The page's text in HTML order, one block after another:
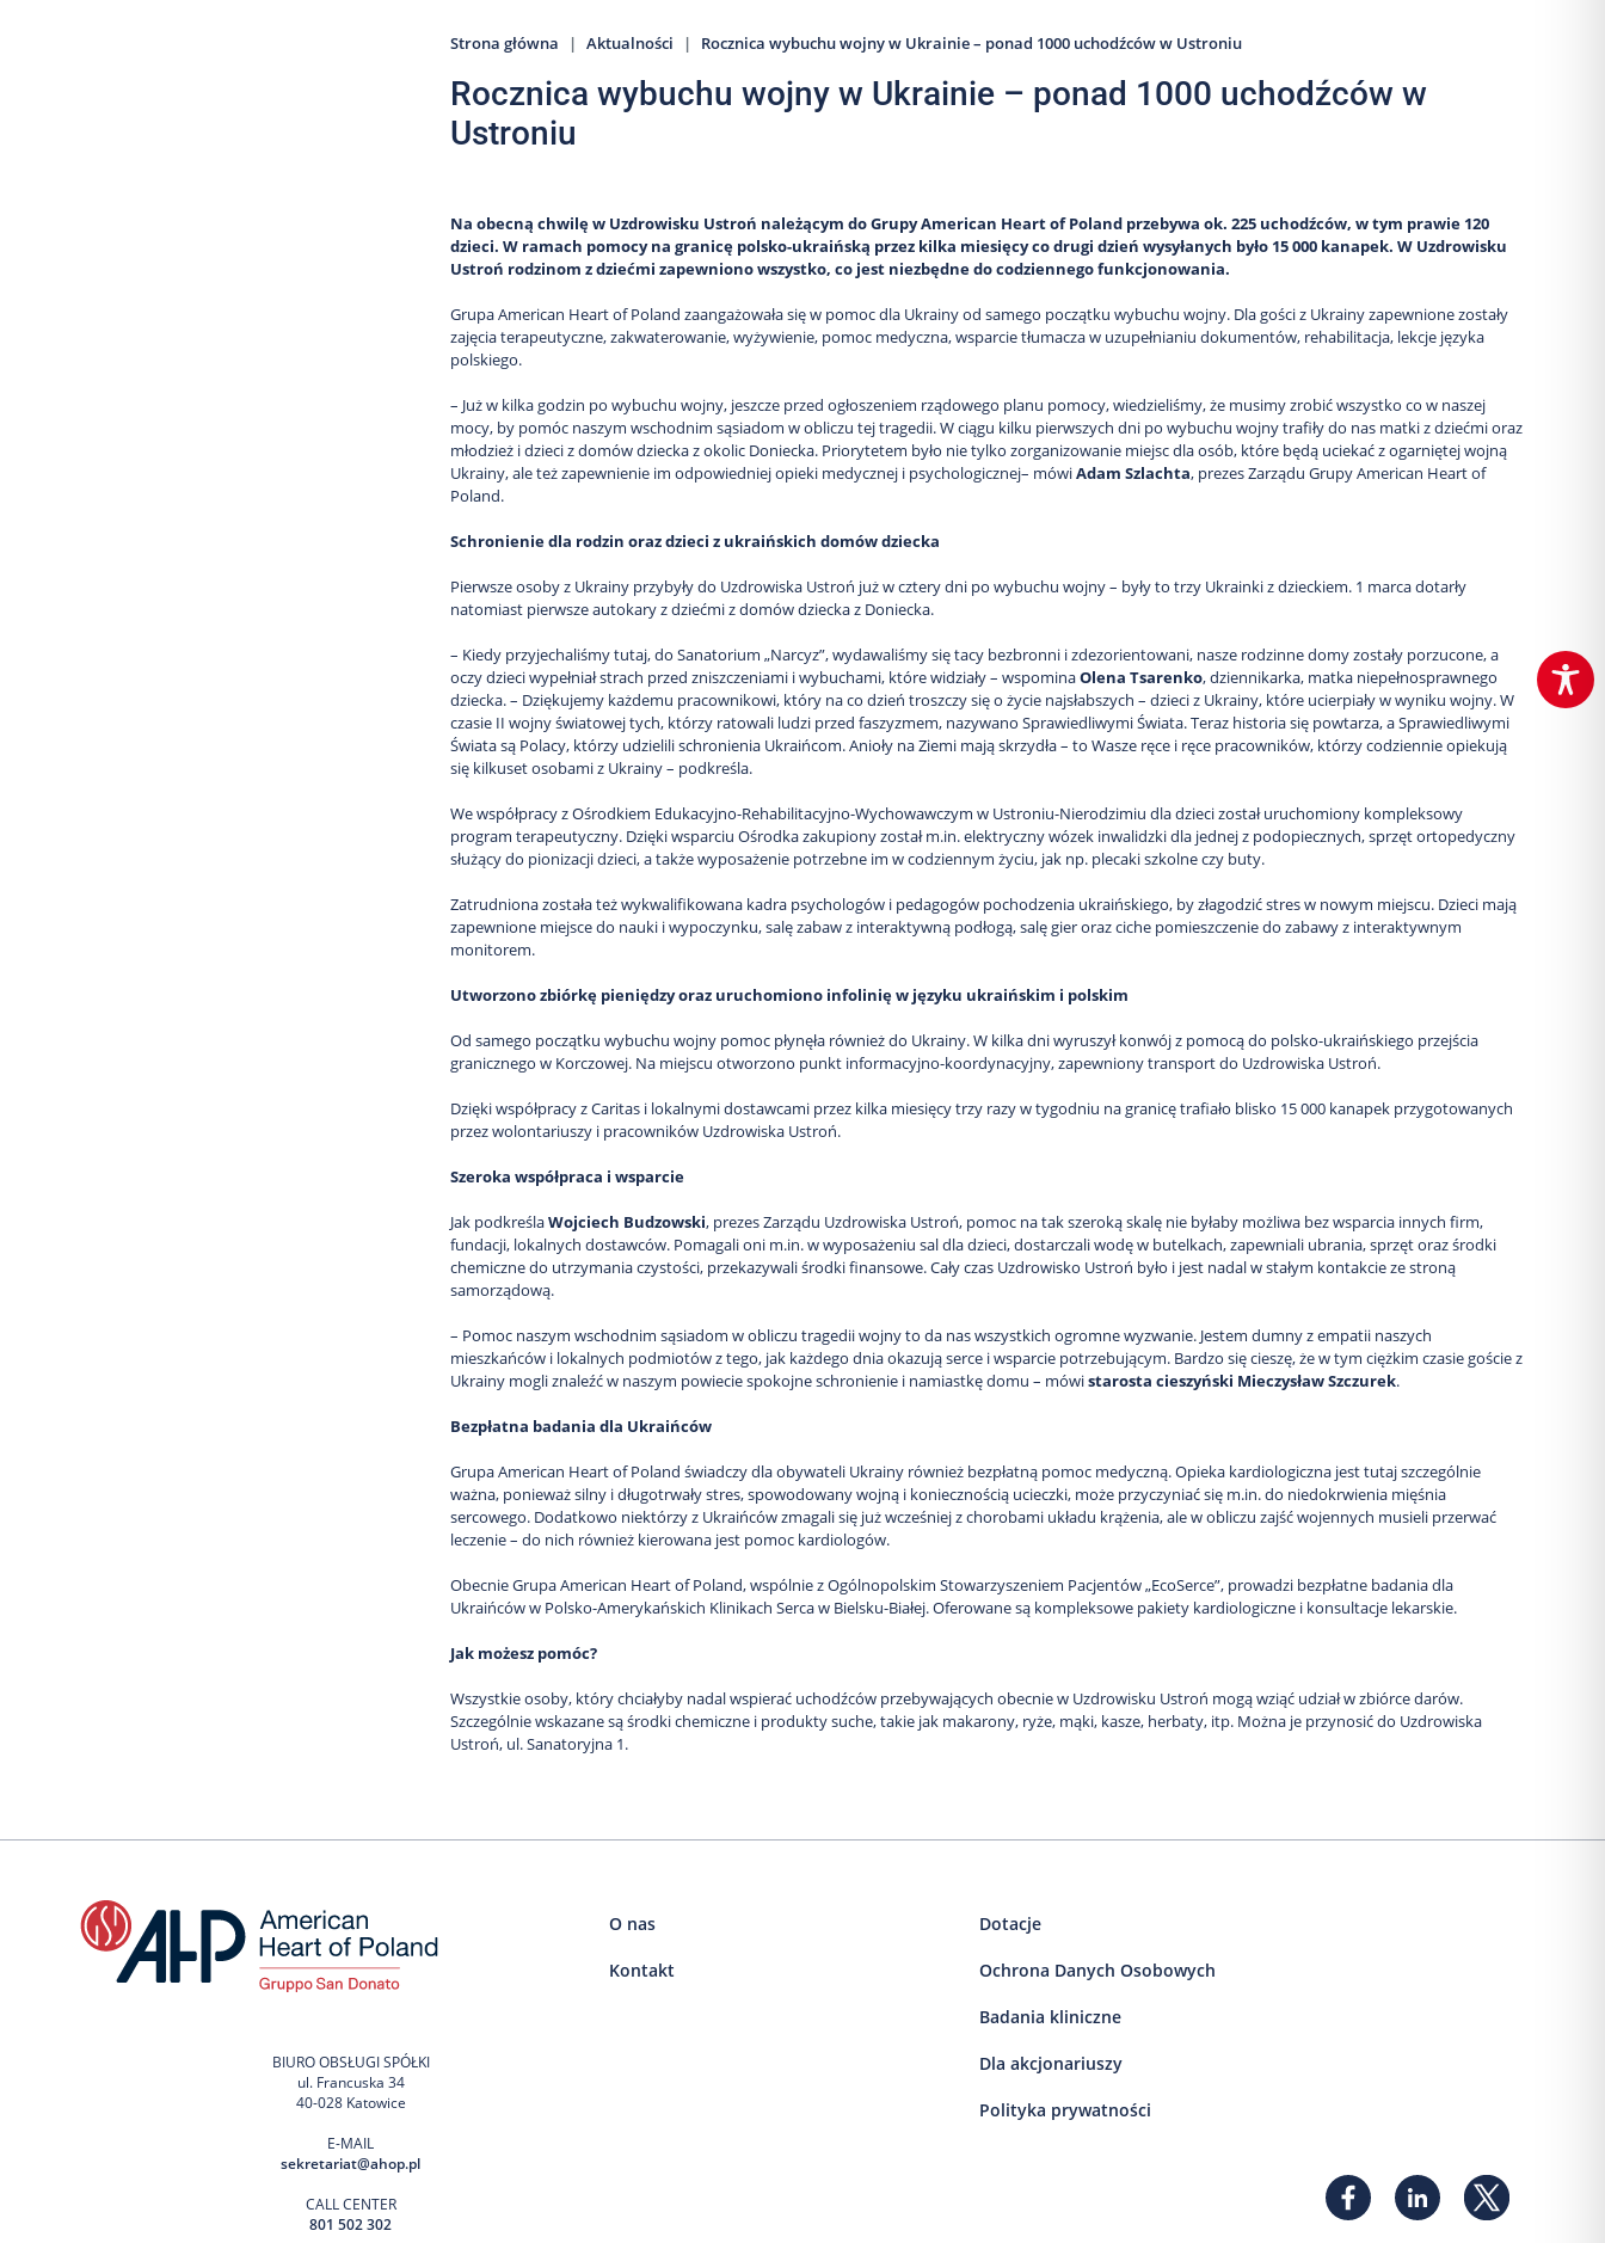
Strona główna Aktualności Rocznica wybuchu wojny w Ukrainie – ponad 1000 uchodźców w Ustroniu
Rocznica wybuchu wojny w Ukrainie – ponad 1000 uchodźców w
Ustroniu
Na obecną chwilę w Uzdrowisku Ustroń należącym do Grupy American Heart of Poland przebywa ok. 225 uchodźców, w tym prawie 120
dzieci. W ramach pomocy na granicę polsko-ukraińską przez kilka miesięcy co drugi dzień wysyłanych było 15 000 kanapek. W Uzdrowisku
Ustroń rodzinom z dziećmi zapewniono wszystko, co jest niezbędne do codziennego funkcjonowania.
Grupa American Heart of Poland zaangażowała się w pomoc dla Ukrainy od samego początku wybuchu wojny. Dla gości z Ukrainy zapewnione zostały
zajęcia terapeutyczne, zakwaterowanie, wyżywienie, pomoc medyczna, wsparcie tłumacza w uzupełnianiu dokumentów, rehabilitacja, lekcje języka
polskiego.
– Już w kilka godzin po wybuchu wojny, jeszcze przed ogłoszeniem rządowego planu pomocy, wiedzieliśmy, że musimy zrobić wszystko co w naszej
mocy, by pomóc naszym wschodnim sąsiadom w obliczu tej tragedii. W ciągu kilku pierwszych dni po wybuchu wojny trafiły do nas matki z dziećmi oraz
młodzież i dzieci z domów dziecka z okolic Doniecka. Priorytetem było nie tylko zorganizowanie miejsc dla osób, które będą uciekać z ogarniętej wojną
Ukrainy, ale też zapewnienie im odpowiedniej opieki medycznej i psychologicznej– mówiAdam Szlachta, prezes Zarządu Grupy American Heart of
Poland.
Schronienie dla rodzin oraz dzieci z ukraińskich domów dziecka
Pierwsze osoby z Ukrainy przybyły do Uzdrowiska Ustroń już w cztery dni po wybuchu wojny – były to trzy Ukrainki z dzieckiem. 1 marca dotarły
natomiast pierwsze autokary z dziećmi z domów dziecka z Doniecka.
– Kiedy przyjechaliśmy tutaj, do Sanatorium „Narcyz”, wydawaliśmy się tacy bezbronni i zdezorientowani, nasze rodzinne domy zostały porzucone, a
oczy dzieci wypełniał strach przed zniszczeniami i wybuchami, które widziały – wspominaOlena Tsarenko, dziennikarka, matka niepełnosprawnego
dziecka. – Dziękujemy każdemu pracownikowi, który na co dzień troszczy się o życie najsłabszych – dzieci z Ukrainy, które ucierpiały w wyniku wojny. W
czasie II wojny światowej tych, którzy ratowali ludzi przed faszyzmem, nazywano Sprawiedliwymi Świata. Teraz historia się powtarza, a Sprawiedliwymi
Świata są Polacy, którzy udzielili schronienia Ukraińcom. Anioły na Ziemi mają skrzydła – to Wasze ręce i ręce pracowników, którzy codziennie opiekują
się kilkuset osobami z Ukrainy – podkreśla.
We współpracy z Ośrodkiem Edukacyjno-Rehabilitacyjno-Wychowawczym w Ustroniu-Nierodzimiu dla dzieci został uruchomiony kompleksowy
program terapeutyczny. Dzięki wsparciu Ośrodka zakupiony został m.in. elektryczny wózek inwalidzki dla jednej z podopiecznych, sprzęt ortopedyczny
służący do pionizacji dzieci, a także wyposażenie potrzebne im w codziennym życiu, jak np. plecaki szkolne czy buty.
Zatrudniona została też wykwalifikowana kadra psychologów i pedagogów pochodzenia ukraińskiego, by złagodzić stres w nowym miejscu. Dzieci mają
zapewnione miejsce do nauki i wypoczynku, salę zabaw z interaktywną podłogą, salę gier oraz ciche pomieszczenie do zabawy z interaktywnym
monitorem.
Utworzono zbiórkę pieniędzy oraz uruchomiono infolinię w języku ukraińskim i polskim
Od samego początku wybuchu wojny pomoc płynęła również do Ukrainy. W kilka dni wyruszył konwój z pomocą do polsko-ukraińskiego przejścia
granicznego w Korczowej. Na miejscu otworzono punkt informacyjno-koordynacyjny, zapewniony transport do Uzdrowiska Ustroń.
Dzięki współpracy z Caritas i lokalnymi dostawcami przez kilka miesięcy trzy razy w tygodniu na granicę trafiało blisko 15 000 kanapek przygotowanych
przez wolontariuszy i pracowników Uzdrowiska Ustroń.
Szeroka współpraca i wsparcie
Jak podkreślaWojciech Budzowski, prezes Zarządu Uzdrowiska Ustroń, pomoc na tak szeroką skalę nie byłaby możliwa bez wsparcia innych firm,
fundacji, lokalnych dostawców. Pomagali oni m.in. w wyposażeniu sal dla dzieci, dostarczali wodę w butelkach, zapewniali ubrania, sprzęt oraz środki
chemiczne do utrzymania czystości, przekazywali środki finansowe. Cały czas Uzdrowisko Ustroń było i jest nadal w stałym kontakcie ze stroną
samorządową.
– Pomoc naszym wschodnim sąsiadom w obliczu tragedii wojny to da nas wszystkich ogromne wyzwanie. Jestem dumny z empatii naszych
mieszkańców i lokalnych podmiotów z tego, jak każdego dnia okazują serce i wsparcie potrzebującym. Bardzo się cieszę, że w tym ciężkim czasie goście z
Ukrainy mogli znaleźć w naszym powiecie spokojne schronienie i namiastkę domu – mówistarosta cieszyński Mieczysław Szczurek.
Bezpłatna badania dla Ukraińców
Grupa American Heart of Poland świadczy dla obywateli Ukrainy również bezpłatną pomoc medyczną. Opieka kardiologiczna jest tutaj szczególnie
ważna, ponieważ silny i długotrwały stres, spowodowany wojną i koniecznością ucieczki, może przyczyniać się m.in. do niedokrwienia mięśnia
sercowego. Dodatkowo niektórzy z Ukraińców zmagali się już wcześniej z chorobami układu krążenia, ale w obliczu zajść wojennych musieli przerwać
leczenie – do nich również kierowana jest pomoc kardiologów.
Obecnie Grupa American Heart of Poland, wspólnie z Ogólnopolskim Stowarzyszeniem Pacjentów „EcoSerce”, prowadzi bezpłatne badania dla
Ukraińców w Polsko-Amerykańskich Klinikach Serca w Bielsku-Białej. Oferowane są kompleksowe pakiety kardiologiczne i konsultacje lekarskie.
Jak możesz pomóc?
Wszystkie osoby, który chciałyby nadal wspierać uchodźców przebywających obecnie w Uzdrowisku Ustroń mogą wziąć udział w zbiórce darów.
Szczególnie wskazane są środki chemiczne i produkty suche, takie jak makarony, ryże, mąki, kasze, herbaty, itp. Można je przynosić do Uzdrowiska
Ustroń, ul. Sanatoryjna 1.
BIURO OBSŁUGI SPÓŁKI
ul. Francuska 34
40-028 Katowice
E-MAIL
sekretariat@ahop.pl
CALL CENTER
801 502 302
O nas
Kontakt
Dotacje
Ochrona Danych Osobowych
Badania kliniczne
Dla akcjonariuszy
Polityka prywatności